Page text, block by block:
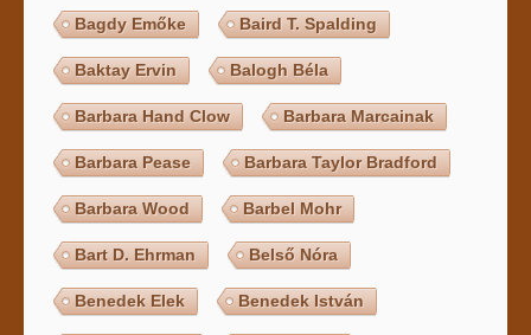
Bagdy Emőke Baird T. Spalding
Baktay Ervin Balogh Béla
Barbara Hand Clow Barbara Marcainak
Barbara Pease Barbara Taylor Bradford
Barbara Wood Barbel Mohr
Bart D. Ehrman Belső Nóra
Benedek Elek Benedek István